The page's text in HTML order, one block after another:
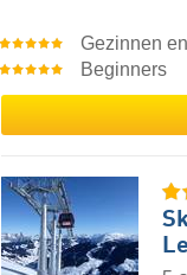
Gezinnen
Beginners